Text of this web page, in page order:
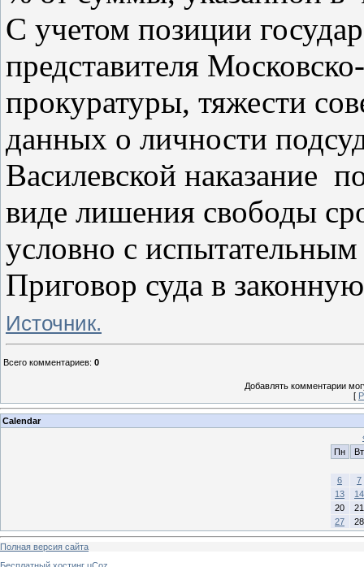
С учетом позиции
представителя
прокуратуры, тяжести
данных о личности
Василевской наказание
виде лишения свободы
условно с
Приговор суда в
Источник.
Всего комментариев: 0
Добавлять комментарии
[
Calendar
Пн
Вт
6
7
13
14
20
21
27
28
Полная версия сайта
Бесплатный хостинг uCoz